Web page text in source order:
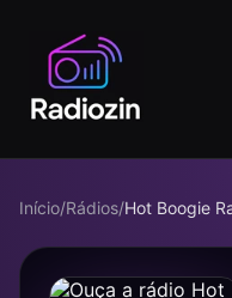
Início/Rádios/Hot Boogie